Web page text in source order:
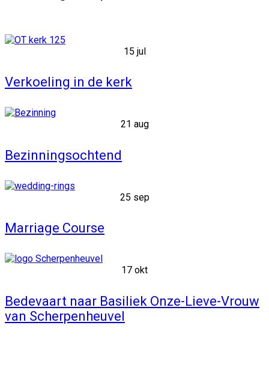
15 jul
Verkoeling in de kerk
21 aug
Bezinningsochtend
25 sep
Marriage Course
17 okt
Bedevaart naar Basiliek Onze-Lieve-Vrouw
van Scherpenheuvel